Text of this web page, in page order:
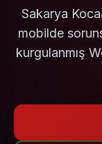
Sakarya
mobilde
kurgulanmış